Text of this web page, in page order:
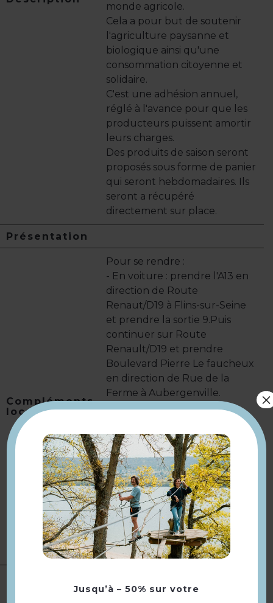
monde agricole.
Cela a pour but de soutenir
l'agriculture paysanne et
biologique ainsi qu'une
consommation citoyenne et
solidaire.
C'est une adhésion annuel,
réglé à l'avance pour que les
producteurs puissent amortir
leurs charges.
Des produits de saison seront
proposés sous forme de panier
qui seront hebdomadaires. Ils
seront a récupéré
directement sur place.
Présentation
Compléments
localisation
Pour se rendre :
- En voiture : prendre l'A13 en
direction de Route
Renaut/D19 à Flins-sur-Seine
et prendre la sortie 9.Puis
continuer sur Route
Renault/D19 et prendre
Boulevard Pierre Le faucheux
en direction de Rue de la
Ferme à Aubergenville.
- En train : se rendre à la gare
de Saint-Lazare puis prendre
un train direction Mantes-la-
Jolie.
Sortir à Aubergenville-
Elisabethville (7ème arrêts).
Puis marcher 13 min (soit 1km)
en direction de la ferme.
A la campagne
- 1 part pour 4-6 personnes à
Jusqu’à – 50% sur votre
×